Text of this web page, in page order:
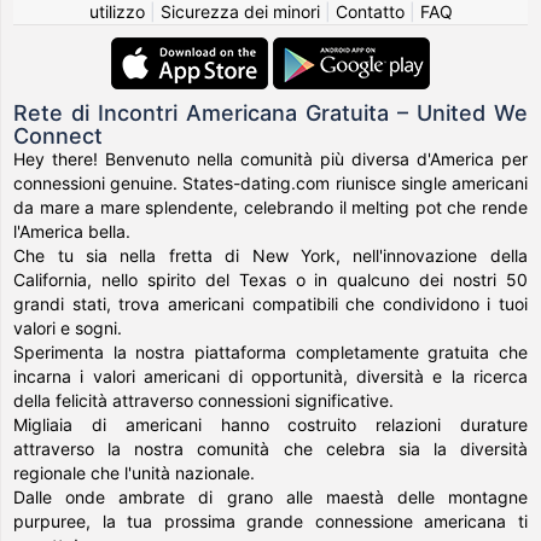
utilizzo| Sicurezza dei minori| Contatto| FAQ
Rete di Incontri Americana Gratuita – United We
Connect
Hey there! Benvenuto nella comunità più diversa d'America per
connessioni genuine. States-dating.com riunisce single americani
da mare a mare splendente, celebrando il melting pot che rende
l'America bella.
Che tu sia nella fretta di New York, nell'innovazione della
California, nello spirito del Texas o in qualcuno dei nostri 50
grandi stati, trova americani compatibili che condividono i tuoi
valori e sogni.
Sperimenta la nostra piattaforma completamente gratuita che
incarna i valori americani di opportunità, diversità e la ricerca
della felicità attraverso connessioni significative.
Migliaia di americani hanno costruito relazioni durature
attraverso la nostra comunità che celebra sia la diversità
regionale che l'unità nazionale.
Dalle onde ambrate di grano alle maestà delle montagne
purpuree, la tua prossima grande connessione americana ti